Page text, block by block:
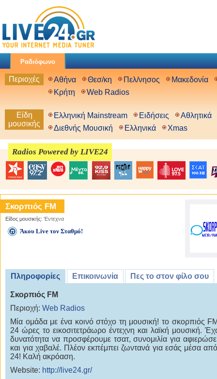
Ραδιόφωνο
Περιοχές Αθήνα Θεσ/κη Πελ/νησος
Μακεδονία
Κρήτη
Web Radios
Είδη
μουσικής
Ελληνική Mainstream Ειδήσεις
Αθλητικά
Διεθνής Μουσική
Ελληνικά Xmas
Radios Powered by LIVE24
Σκορπιός FM
Είδος μουσικής: 'Εντεχνα
Άκου Live τον Σταθμό!
Πληροφορίες Επικοινωνία Πες το στον φίλο σου
Σκορπιός FM
Περιοχή: Web Radios
Μία ομάδα με ένα κοινό στόχο τη μουσική! το σκορπιός
24 ώρες το εικοσιτετράωρο έντεχνη και λαϊκή μουσική.
δυνατότητα να προσφέρουμε τσατ, συνομιλία για
και για χαβαλέ. Πλέον εκπέμπει ζωντανά για εσάς μέσα
24! Καλή ακρόαση.
Website: http://live24.gr/